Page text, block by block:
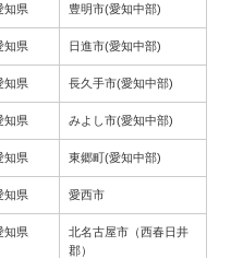
知県 豊明市(愛知中部)
知県 日進市(愛知中部)
知県 長久手市(愛知中部)
知県 みよし市(愛知中部)
知県 東郷町(愛知中部)
知県 愛西市
知県
北名古屋市（西春日井
郡）